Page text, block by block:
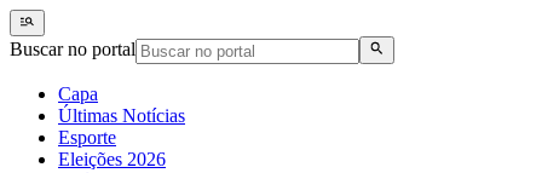
Buscar no portal
Capa
Últimas Notícias
Esporte
Eleições 2026